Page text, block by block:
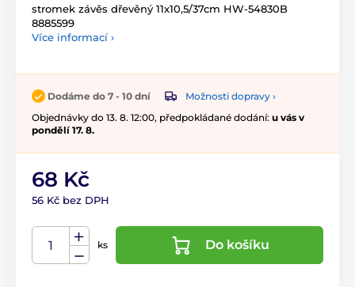
stromek závěs dřevěný 11x10,5/37cm HW-54830B
8885599
Více informací ›
Dodáme do 7 - 10 dní
Možnosti dopravy ›
Objednávky do 13. 8. 12:00, předpokládané dodání: u vás v
pondělí 17. 8.
68 Kč
56 Kč bez DPH
ks Do košíku